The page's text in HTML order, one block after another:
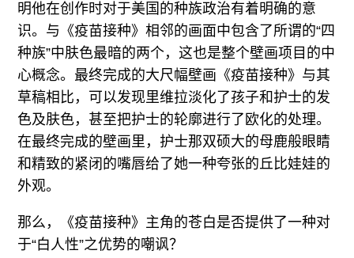
明他在创作时对于美国的种族政治有着明确的意
识。与《疫苗接种》相邻的画面中包含了所谓的“四
种族”中肤色最暗的两个，这也是整个壁画项目的中
心概念。最终完成的大尺幅壁画《疫苗接种》与其
草稿相比，可以发现里维拉淡化了孩子和护士的发
色及肤色，甚至把护士的轮廓进行了欧化的处理。
在最终完成的壁画里，护士那双硕大的母鹿般眼睛
和精致的紧闭的嘴唇给了她一种夸张的丘比娃娃的
外观。
那么，《疫苗接种》主角的苍白是否提供了一种对
于“白人性”之优势的嘲讽？